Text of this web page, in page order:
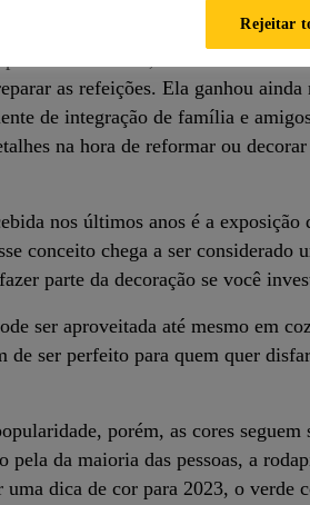
como protagonistas nas
social, a cozinha deixou
as refeições. Ela ganhou ainda
de integração de família e
na hora de reformar ou
nos últimos anos é a
conceito chega a ser
parte da decoração se você
ser aproveitada até mesmo em
de ser perfeito para quem quer
porém, as cores
pela da maioria das pessoas, a
uma dica de cor para 2023, o
Rejeitar